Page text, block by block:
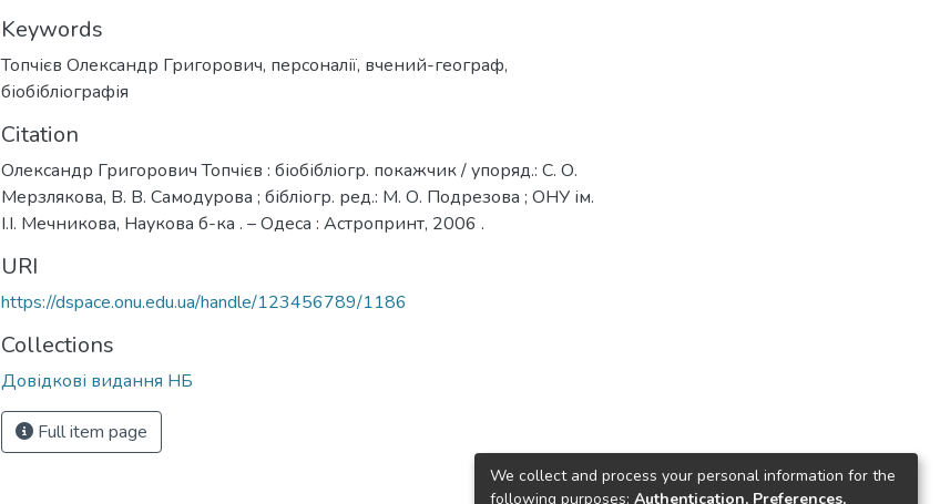
Keywords
Топчієв Олександр Григорович, персоналії, вчений-географ,
біобібліографія
Citation
Олександр Григорович Топчієв : біобібліогр. покажчик / упоряд.: С. О.
Мерзлякова, В. В. Самодурова ; бібліогр. ред.: М. О. Подрезова ; ОНУ ім.
І.І. Мечникова, Наукова б-ка . – Одеса : Астропринт, 2006 .
URI
https://dspace.onu.edu.ua/handle/123456789/1186
Collections
Довідкові видання НБ
Full item page
We collect and process your personal information for the
following purposes: Authentication, Preferences,